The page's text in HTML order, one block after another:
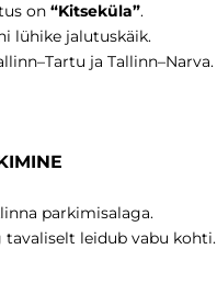
on “Kitseküla”.
lühike jalutuskäik.
ja Tallinn–Narva.
parkimisalaga.
tavaliselt leidub vabu kohti.